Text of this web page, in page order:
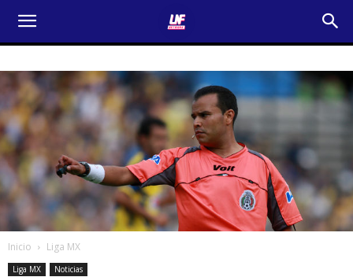
Inicio Liga MX
Liga MX Noticias